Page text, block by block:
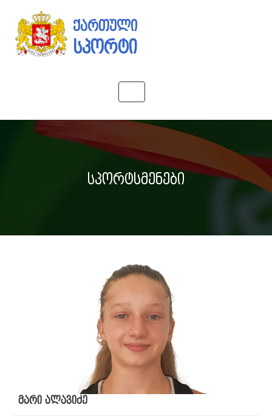
ქართული
სპორტი
navigation
სპორტსმენები
მარი ალავიძე